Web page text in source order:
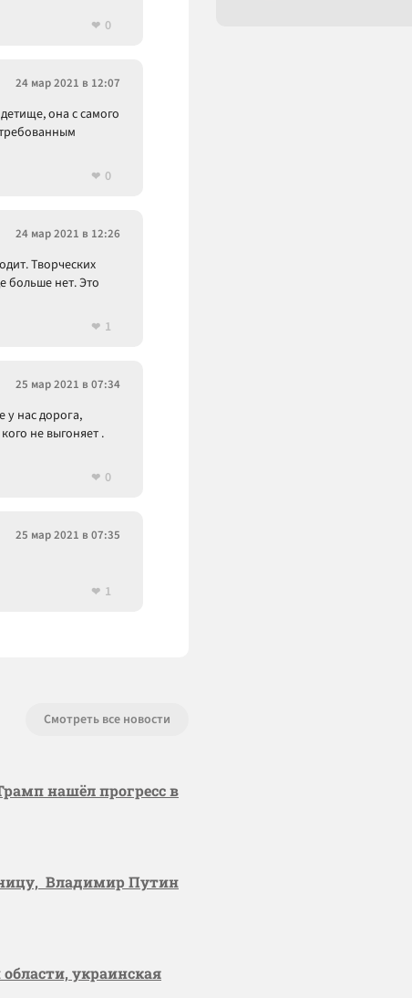
0
24 мар 2021 в 12:07
она с самого
0
24 мар 2021 в 12:26
Творческих
больше нет. Это
1
25 мар 2021 в 07:34
у нас дорога,
не выгоняет .
0
25 мар 2021 в 07:35
1
Смотреть все новости
нашёл прогресс в
Владимир Путин
украинская